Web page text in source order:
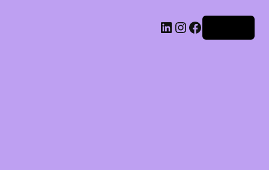
LinkedIn
Instagram
Facebook